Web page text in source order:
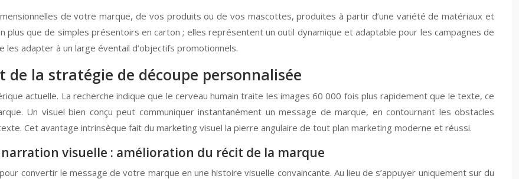
de votre marque, de vos produits ou de vos mascottes, produites à partir d’une variété de matériaux et
que de simples présentoirs en carton ; elles représentent un outil dynamique et adaptable pour les campagnes de
adapter à un large éventail d’objectifs promotionnels.
la stratégie de découpe personnalisée
actuelle. La recherche indique que le cerveau humain traite les images 60 000 fois plus rapidement que le texte, ce
Un visuel bien conçu peut communiquer instantanément un message de marque, en contournant les obstacles
Cet avantage intrinsèque fait du marketing visuel la pierre angulaire de tout plan marketing moderne et réussi.
visuelle : amélioration du récit de la marque
convertir le message de votre marque en une histoire visuelle convaincante. Au lieu de s’appuyer uniquement sur du